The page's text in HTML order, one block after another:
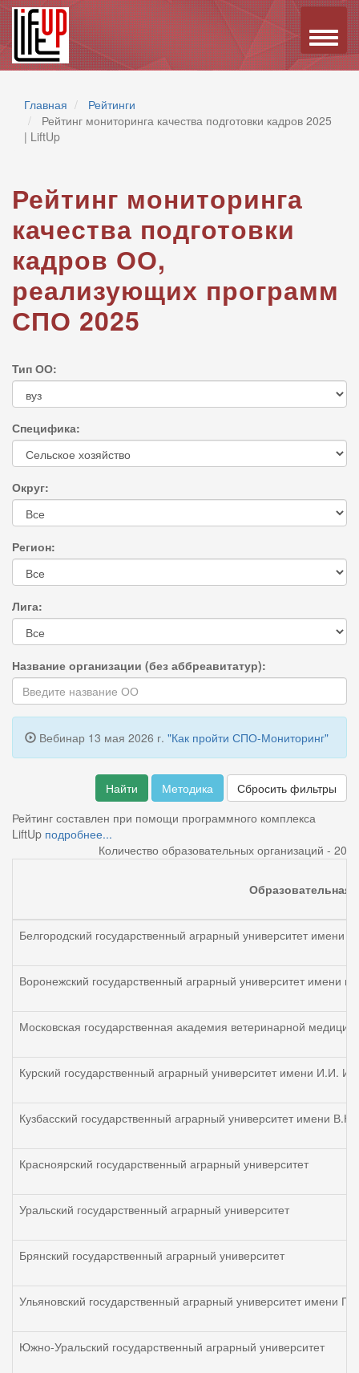
Toggle
Главная
Рейтинги
Рейтинг мониторинга качества подготовки кадров 2025
| LiftUp
Рейтинг мониторинга
качества подготовки
кадров ОО,
реализующих программ
СПО 2025
Тип ОО:
Специфика:
Округ:
Регион:
Лига:
Название организации (без аббреавитатур):
Вебинар 13 мая 2026 г. "Как пройти СПО-Мониторинг"
Найти Методика
Сбросить фильтры
Рейтинг составлен при помощи программного комплекса
LiftUp подробнее...
Количество образовательных организаций - 20
Образовательная
Белгородский государственный аграрный университет имени
Воронежский государственный аграрный университет имени
Московская государственная академия ветеринарной
Курский государственный аграрный университет имени И.И.
Кузбасский государственный аграрный университет имени
Красноярский государственный аграрный университет
Уральский государственный аграрный университет
Брянский государственный аграрный университет
Ульяновский государственный аграрный университет имени
Южно-Уральский государственный аграрный университет